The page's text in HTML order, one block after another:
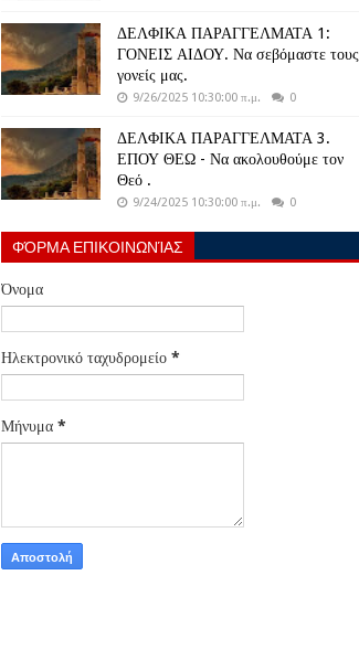
ΔΕΛΦΙΚΑ ΠΑΡΑΓΓΕΛΜΑΤΑ 1:
ΓΟΝΕΙΣ ΑΙΔΟΥ. Να σεβόμαστε τους
γονείς μας.
9/26/2025 10:30:00 π.μ. 0
ΔΕΛΦΙΚΑ ΠΑΡΑΓΓΕΛΜΑΤΑ 3.
ΕΠΟΥ ΘΕΩ - Να ακολουθούμε τον
Θεό .
9/24/2025 10:30:00 π.μ. 0
ΦΌΡΜΑ ΕΠΙΚΟΙΝΩΝΊΑΣ
Όνομα
Ηλεκτρονικό ταχυδρομείο *
Μήνυμα *